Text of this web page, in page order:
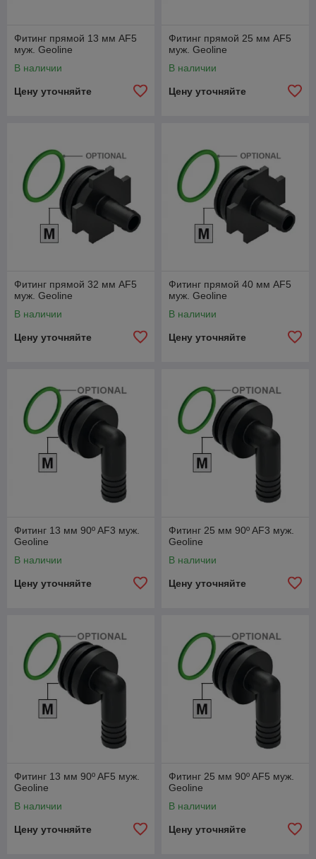
Фитинг прямой 13 мм AF5
муж. Geoline
В наличии
Цену уточняйте
Фитинг прямой 25 мм AF5
муж. Geoline
В наличии
Цену уточняйте
Фитинг прямой 32 мм AF5
муж. Geoline
В наличии
Цену уточняйте
Фитинг прямой 40 мм AF5
муж. Geoline
В наличии
Цену уточняйте
Фитинг 13 мм 90º AF3 муж.
Geoline
В наличии
Цену уточняйте
Фитинг 25 мм 90º AF3 муж.
Geoline
В наличии
Цену уточняйте
Фитинг 13 мм 90º AF5 муж.
Geoline
В наличии
Цену уточняйте
Фитинг 25 мм 90º AF5 муж.
Geoline
В наличии
Цену уточняйте